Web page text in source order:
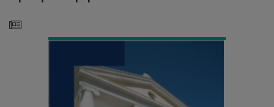
Προκήρυξη